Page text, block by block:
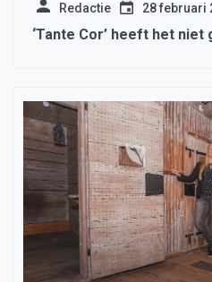
Redactie 28 februari
‘Tante Cor’ heeft het niet